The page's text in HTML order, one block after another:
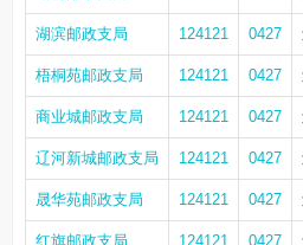
湖滨邮政支局 124121 0427
梧桐苑邮政支局 124121 0427
商业城邮政支局 124121 0427
辽河新城邮政支局 124121 0427
晟华苑邮政支局 124121 0427
红旗邮政支局 124121 0427